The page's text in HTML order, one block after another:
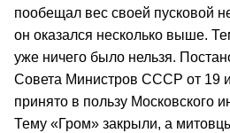
пообещал вес своей пусковой
он оказался несколько выше.
уже ничего было нельзя.
Совета Министров СССР от 19
принято в пользу Московского
Тему «Гром» закрыли, а